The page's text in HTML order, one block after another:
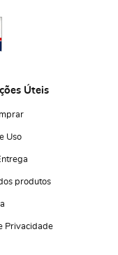
Úteis
Uso
produtos
Privacidade